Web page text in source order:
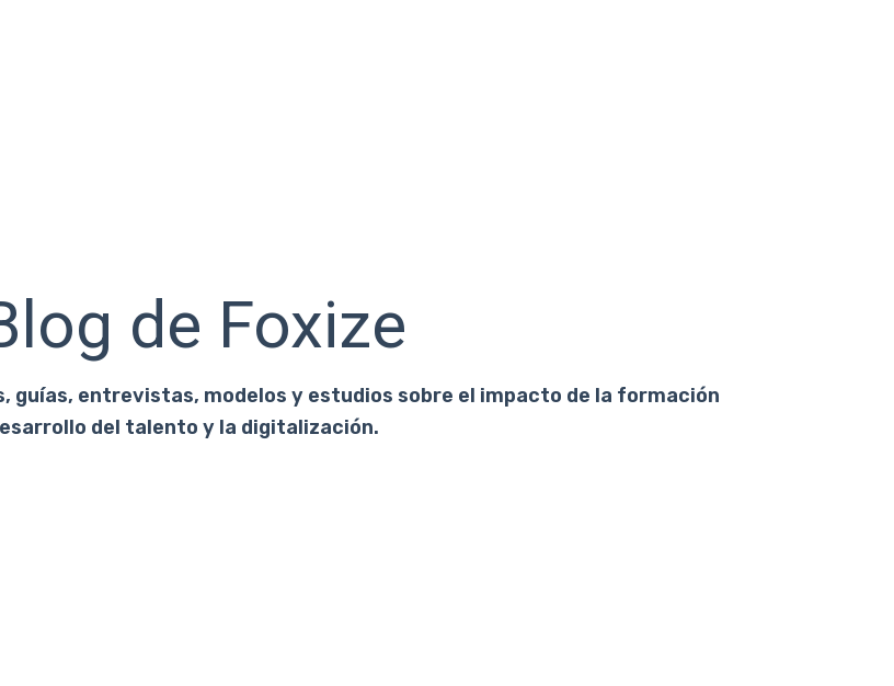
de Foxize
guías, entrevistas, modelos y estudios sobre el impacto de la formación
del talento y la digitalización.